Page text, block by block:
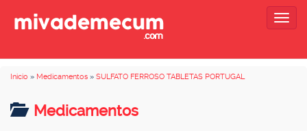
Inicio » Medicamentos » SULFATO FERROSO TABLETAS PORTUGAL
Medicamentos